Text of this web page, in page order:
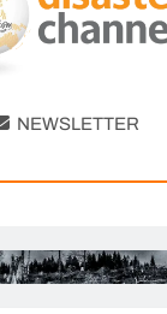
NEWSLETTER